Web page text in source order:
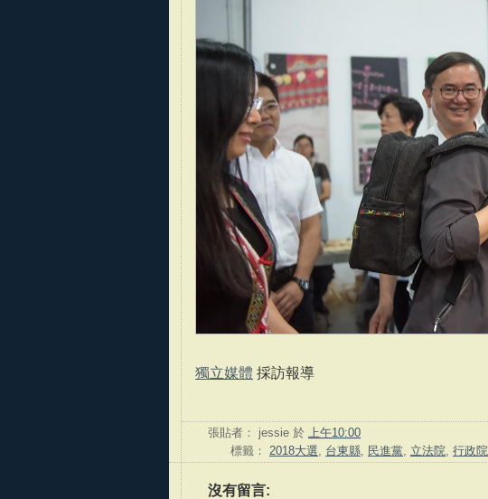
獨立媒體 採訪報導
張貼者： jessie 於
上午10:00
標籤： 2018大選 台東縣 民進黨 立法院 行政院
沒有留言: